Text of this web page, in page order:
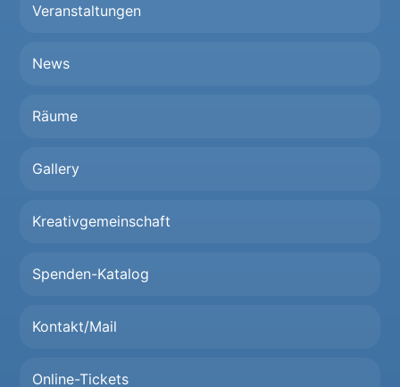
Veranstaltungen
News
Räume
Gallery
Kreativgemeinschaft
Spenden-Katalog
Kontakt/Mail
Online-Tickets